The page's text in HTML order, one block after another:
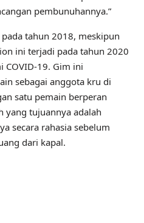
pembunuhannya.”
tahun 2018, meskipun
ini terjadi pada tahun 2020
COVID-19. Gim ini
sebagai anggota kru di
satu pemain berperan
yang tujuannya adalah
secara rahasia sebelum
dari kapal.